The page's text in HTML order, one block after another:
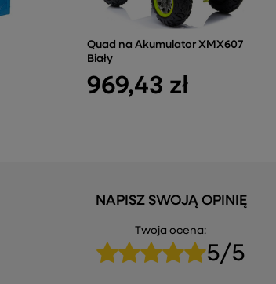
Quad na Akumulator XMX607
Biały
969,43 zł
NAPISZ SWOJĄ OPINIĘ
Twoja ocena:
5/5